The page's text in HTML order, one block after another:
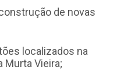
de novas
localizados na
Murta Vieira;